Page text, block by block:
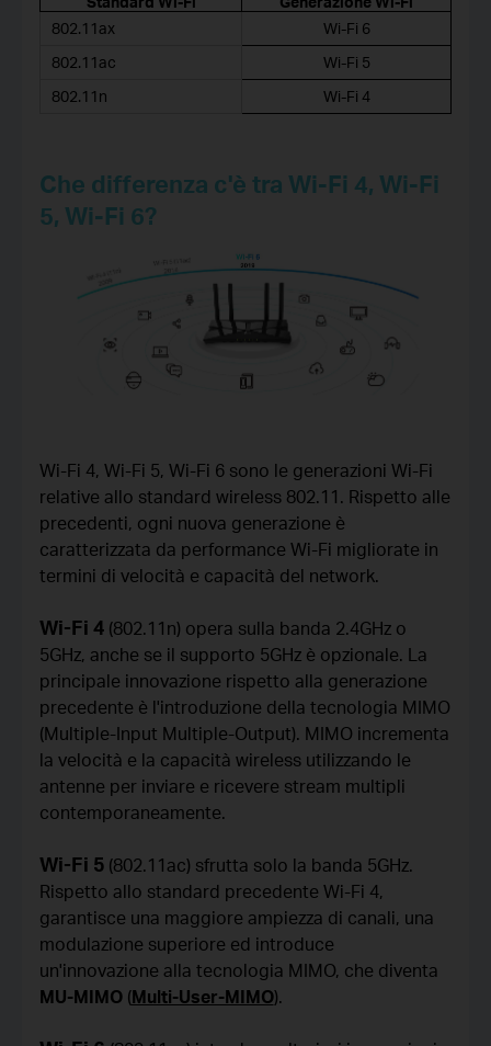
802.11ax
Wi-Fi 6
802.11ac
Wi-Fi 5
802.11n
Wi-Fi 4
Che differenza c'è tra Wi-Fi 4, Wi-Fi
5, Wi-Fi 6?
Wi-Fi 4, Wi-Fi 5, Wi-Fi 6 sono le generazioni Wi-Fi
relative allo standard wireless 802.11. Rispetto alle
precedenti, ogni nuova generazione è
caratterizzata da performance Wi-Fi migliorate in
termini di velocità e capacità del network.
Wi-Fi 4 (802.11n) opera sulla banda 2.4GHz o
5GHz, anche se il supporto 5GHz è opzionale. La
principale innovazione rispetto alla generazione
precedente è l'introduzione della tecnologia MIMO
(Multiple-Input Multiple-Output). MIMO incrementa
la velocità e la capacità wireless utilizzando le
antenne per inviare e ricevere stream multipli
contemporaneamente.
Wi-Fi 5 (802.11ac) sfrutta solo la banda 5GHz.
Rispetto allo standard precedente Wi-Fi 4,
garantisce una maggiore ampiezza di canali, una
modulazione superiore ed introduce
un'innovazione alla tecnologia MIMO, che diventa
MU-MIMO(Multi-User-MIMO).